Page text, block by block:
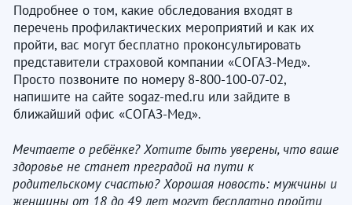
Подробнее о том, какие обследования входят в
перечень профилактических мероприятий и как их
пройти, вас могут бесплатно проконсультировать
представители страховой компании «СОГАЗ-Мед».
Просто позвоните по номеру 8-800-100-07-02,
напишите на сайте sogaz-med.ru или зайдите в
ближайший офис «СОГАЗ-Мед».
Мечтаете о ребёнке? Хотите быть уверены, что ваше
здоровье не станет преградой на пути к
родительскому счастью? Хорошая новость: мужчины и
женщины от 18 до 49 лет могут бесплатно пройти